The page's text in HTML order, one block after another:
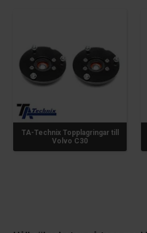
TA-Technix Topplagringar till
Volvo C30